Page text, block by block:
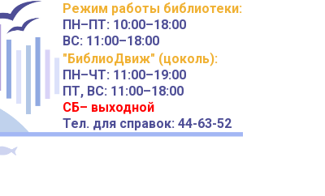
Режим работы библиотеки:
ПН–ПТ: 10:00–18:00
ВС: 11:00–18:00
"БиблиоДвиж" (цоколь):
ПН–ЧТ: 11:00–19:00
ПТ, ВС: 11:00–18:00
СБ– выходной
Тел. для справок: 44-63-52